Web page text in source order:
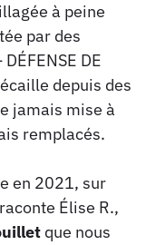
à peine
par des
DE
depuis des
jamais mise à
remplacés.
en 2021, sur
Élise R.,
que nous